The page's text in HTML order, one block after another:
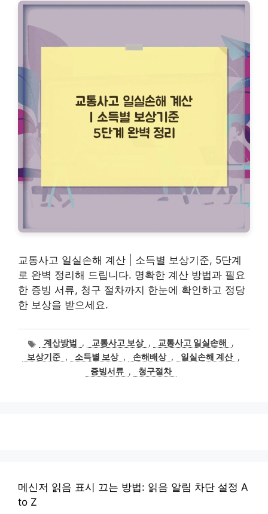
교통사고 일실손해 계산 | 소득별 보상기준, 5단계
로 완벽 정리해 드립니다. 명확한 계산 방법과 필요
한 증빙 서류, 청구 절차까지 한눈에 확인하고 정당
한 보상을 받으세요.
태
그
계산방법 , 교통사고 보상 , 교통사고 일실손해
,
보상기준 , 소득별 보상 , 손해배상 , 일실손해 계산 ,
증빙서류 , 청구절차
메신저 읽음 표시 끄는 방법: 읽음 알림 차단 설정 A
to Z